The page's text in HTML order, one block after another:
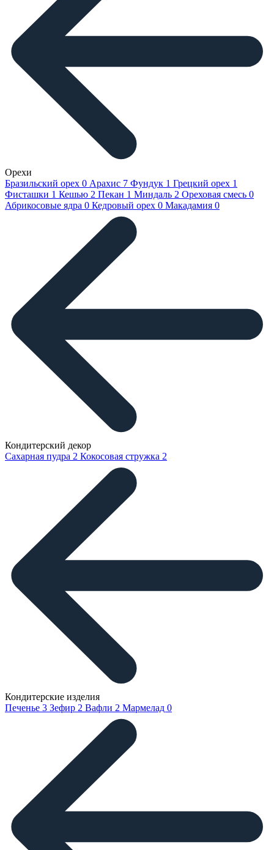
Орехи
Бразильский орех 0 Арахис 7 Фундук 1 Грецкий орех 1
Фисташки 1 Кешью 2 Пекан 1 Миндаль 2 Ореховая смесь 0
Абрикосовые ядра 0 Кедровый орех 0 Макадамия 0
Кондитерский декор
Сахарная пудра 2 Кокосовая стружка 2
Кондитерские изделия
Печенье 3 Зефир 2 Вафли 2 Мармелад 0